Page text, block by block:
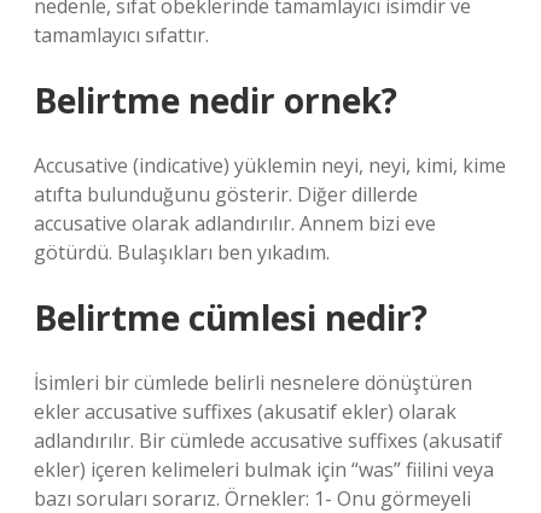
nedenle, sıfat öbeklerinde tamamlayıcı isimdir ve
tamamlayıcı sıfattır.
Belirtme nedir ornek?
Accusative (indicative) yüklemin neyi, neyi, kimi, kime
atıfta bulunduğunu gösterir. Diğer dillerde
accusative olarak adlandırılır. Annem bizi eve
götürdü. Bulaşıkları ben yıkadım.
Belirtme cümlesi nedir?
İsimleri bir cümlede belirli nesnelere dönüştüren
ekler accusative suffixes (akusatif ekler) olarak
adlandırılır. Bir cümlede accusative suffixes (akusatif
ekler) içeren kelimeleri bulmak için “was” fiilini veya
bazı soruları sorarız. Örnekler: 1- Onu görmeyeli